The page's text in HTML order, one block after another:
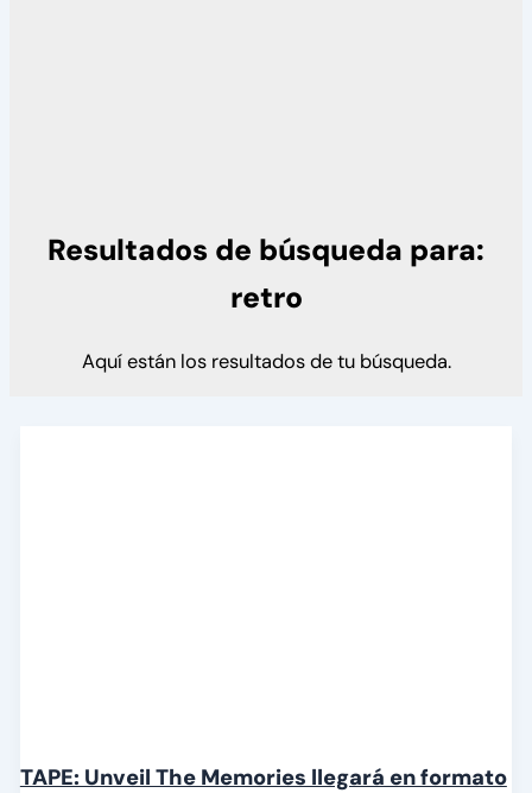
Resultados de búsqueda para:
retro
Aquí están los resultados de tu búsqueda.
TAPE: Unveil The Memories llegará en formato